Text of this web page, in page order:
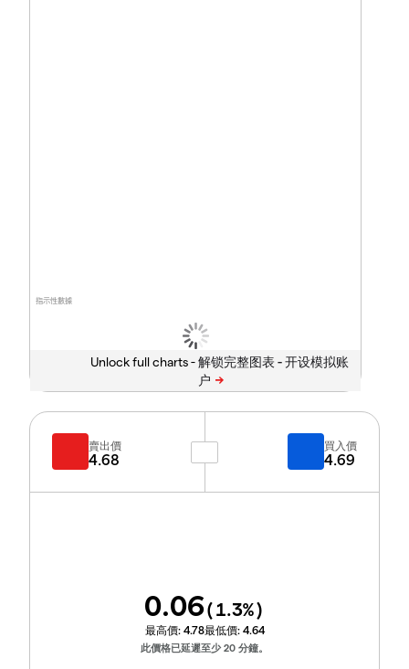
指示性數據
Unlock full charts -
賣出價
4.68
買入價
4.69
0.06(1.3%)
最高價: 4.78最低價: 4.64
此價格已延遲至少 20 分鐘。